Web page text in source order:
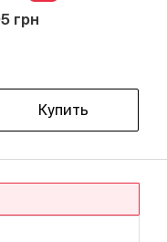
грн
Купить